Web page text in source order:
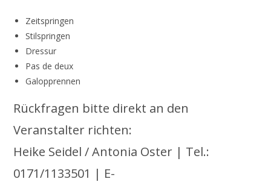
Zeitspringen
Stilspringen
Dressur
Pas de deux
Galopprennen
Rückfragen bitte direkt an den
Veranstalter richten:
Heike Seidel / Antonia Oster | Tel.:
0171/1133501 | E-